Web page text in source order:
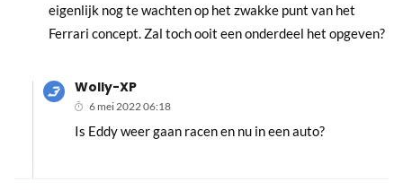
eigenlijk nog te wachten op het zwakke punt van het
Ferrari concept. Zal toch ooit een onderdeel het opgeven?
Wolly-XP
6 mei 2022 06:18
Is Eddy weer gaan racen en nu in een auto?